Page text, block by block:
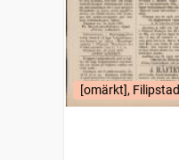
[omärkt], Filipstad